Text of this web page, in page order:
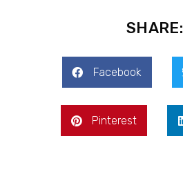
SHARE:
Facebook
Pinterest